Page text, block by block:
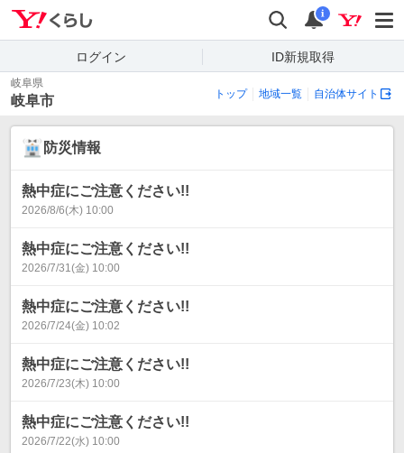
検索 通知
i
ログイン ID新規取得
岐阜県
岐阜市 トップ 地域一覧 自治体サイト
防災情報
熱中症にご注意ください!!
2026/8/6(木) 10:00
熱中症にご注意ください!!
2026/7/31(金) 10:00
熱中症にご注意ください!!
2026/7/24(金) 10:02
熱中症にご注意ください!!
2026/7/23(木) 10:00
熱中症にご注意ください!!
2026/7/22(水) 10:00